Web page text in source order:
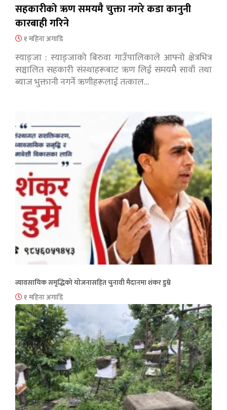
सहकारीको ऋण समयमै चुक्ता नगरे कडा कानुनी
कारबाही गरिने
१ महिना अगाडि
स्याङ्जा : स्याङ्जाको बिरुवा गाउँपालिकाले आफ्नो क्षेत्रभित्र
सञ्चालित सहकारी संस्थाहरूबाट ऋण लिई समयमै सावाँ तथा
ब्याज भुक्तानी नगर्ने ऋणीहरूलाई तत्काल…
व्यावसायिक समृद्धिको योजनासहित चुनावी मैदानमा शंकर डुम्रे
१ महिना अगाडि